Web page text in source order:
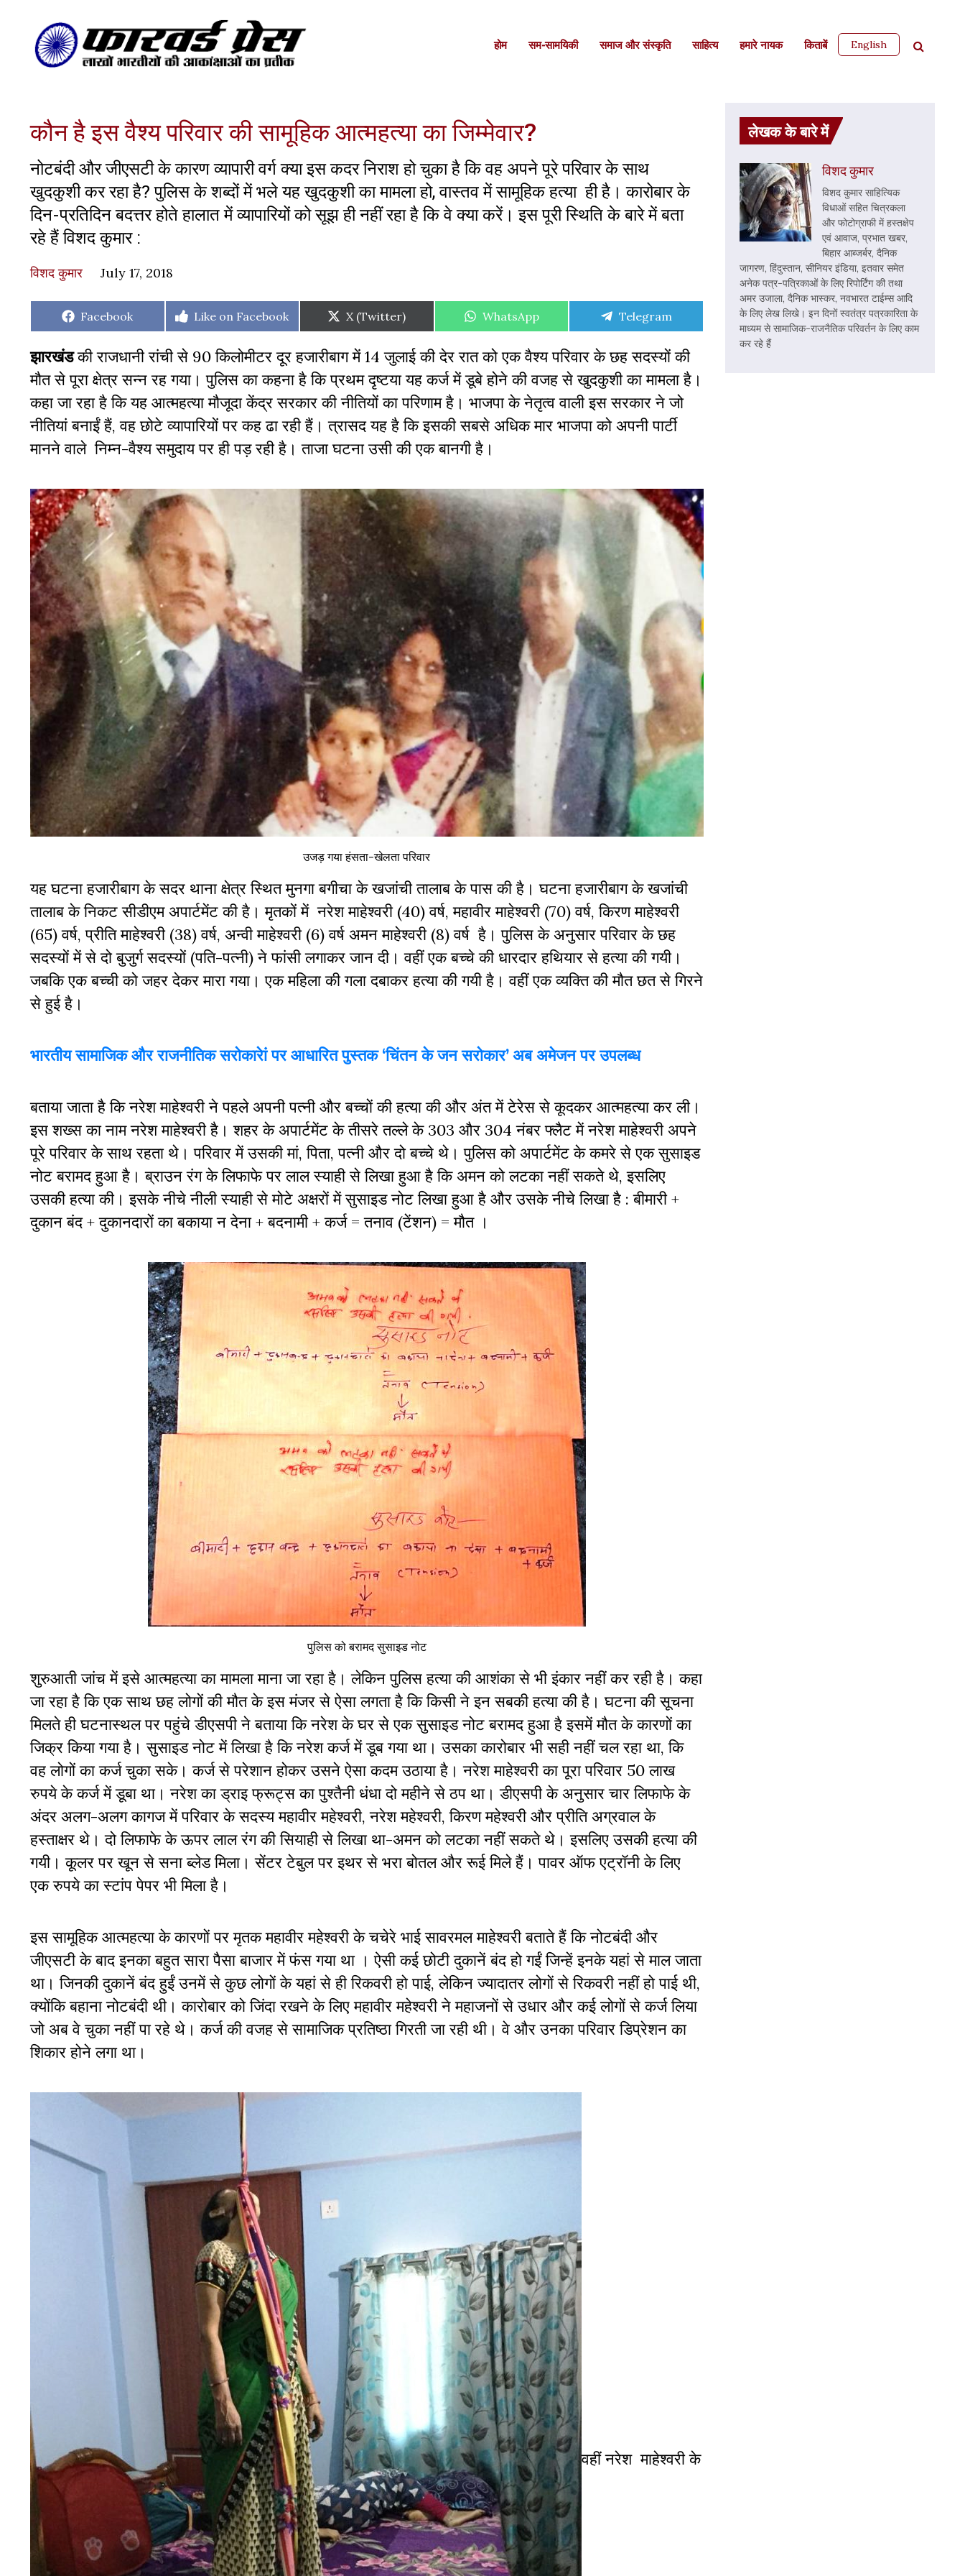
होम सम-सामयिकी समाज और संस्कृति साहित्‍य हमारे नायक किताबें English
कौन है इस वैश्य परिवार की सामूहिक आत्महत्या का जिम्मेवार?
नोटबंदी और जीएसटी के कारण व्यापारी वर्ग क्या इस कदर निराश हो चुका है कि वह अपने पूरे परिवार के साथ
खुदकुशी कर रहा है? पुलिस के शब्दों में भले यह खुदकुशी का मामला हो, वास्तव में सामूहिक हत्या ही है। कारोबार के
दिन-प्रतिदिन बदत्तर होते हालात में व्यापारियों को सूझ ही नहीं रहा है कि वे क्या करें। इस पूरी स्थिति के बारे में बता
रहे हैं विशद कुमार :
विशद कुमार July 17, 2018
Share
Facebook
Share
Like on Facebook
Share
on
X (Twitter)
Share
WhatsApp
Share
Telegram
झारखंडकी राजधानी रांची से 90 किलोमीटर दूर हजारीबाग में 14 जुलाई की देर रात को एक वैश्य परिवार के छह सदस्यों की
मौत से पूरा क्षेत्र सन्न रह गया। पुलिस का कहना है कि प्रथम दृष्टया यह कर्ज में डूबे होने की वजह से खुदकुशी का मामला है।
कहा जा रहा है कि यह आत्महत्या मौजूदा केंद्र सरकार की नीतियों का परिणाम है। भाजपा के नेतृत्व वाली इस सरकार ने जो
नीतियां बनाईं हैं, वह छोटे व्यापारियों पर कह ढा रही हैं। त्रासद यह है कि इसकी सबसे अधिक मार भाजपा को अपनी पार्टी
मानने वाले निम्न-वैश्य समुदाय पर ही पड़ रही है। ताजा घटना उसी की एक बानगी है।
उजड़ गया हंसता-खेलता परिवार
यह घटना हजारीबाग के सदर थाना क्षेत्र स्थित मुनगा बगीचा के खजांची तालाब के पास की है। घटना हजारीबाग के खजांची
तालाब के निकट सीडीएम अपार्टमेंट की है। मृतकों में नरेश माहेश्वरी (40) वर्ष, महावीर माहेश्वरी (70) वर्ष, किरण माहेश्वरी
(65) वर्ष, प्रीति माहेश्वरी (38) वर्ष, अन्वी माहेश्वरी (6) वर्ष अमन माहेश्वरी (8) वर्ष है। पुलिस के अनुसार परिवार के छह
सदस्यों में से दो बुजुर्ग सदस्यों (पति-पत्नी) ने फांसी लगाकर जान दी। वहीं एक बच्चे की धारदार हथियार से हत्या की गयी।
जबकि एक बच्ची को जहर देकर मारा गया। एक महिला की गला दबाकर हत्या की गयी है। वहीं एक व्यक्ति की मौत छत से गिरने
से हुई है।
भारतीय सामाजिक और राजनीतिक सरोकारेां पर आधारित पुस्तक ‘चिंतन के जन सरोकार’ अब अमेजन पर उपलब्ध
बताया जाता है कि नरेश माहेश्वरी ने पहले अपनी पत्नी और बच्चों की हत्या की और अंत में टेरेस से कूदकर आत्महत्या कर ली।
इस शख्स का नाम नरेश माहेश्वरी है। शहर के अपार्टमेंट के तीसरे तल्ले के 303 और 304 नंबर फ्लैट में नरेश माहेश्वरी अपने
पूरे परिवार के साथ रहता थे। परिवार में उसकी मां, पिता, पत्नी और दो बच्चे थे। पुलिस को अपार्टमेंट के कमरे से एक सुसाइड
नोट बरामद हुआ है। ब्राउन रंग के लिफाफे पर लाल स्याही से लिखा हुआ है कि अमन को लटका नहीं सकते थे, इसलिए
उसकी हत्या की। इसके नीचे नीली स्याही से मोटे अक्षरों में सुसाइड नोट लिखा हुआ है और उसके नीचे लिखा है : बीमारी +
दुकान बंद + दुकानदारों का बकाया न देना + बदनामी + कर्ज = तनाव (टेंशन) = मौत ।
पुलिस को बरामद सुसाइड नोट
शुरुआती जांच में इसे आत्महत्या का मामला माना जा रहा है। लेकिन पुलिस हत्या की आशंका से भी इंकार नहीं कर रही है। कहा
जा रहा है कि एक साथ छह लोगों की मौत के इस मंजर से ऐसा लगता है कि किसी ने इन सबकी हत्या की है। घटना की सूचना
मिलते ही घटनास्थल पर पहुंचे डीएसपी ने बताया कि नरेश के घर से एक सुसाइड नोट बरामद हुआ है इसमें मौत के कारणों का
जिक्र किया गया है। सुसाइड नोट में लिखा है कि नरेश कर्ज में डूब गया था। उसका कारोबार भी सही नहीं चल रहा था, कि
वह लोगों का कर्ज चुका सके। कर्ज से परेशान होकर उसने ऐसा कदम उठाया है। नरेश माहेश्वरी का पूरा परिवार 50 लाख
रुपये के कर्ज में डूबा था। नरेश का ड्राइ फ्रूट्स का पुश्तैनी धंधा दो महीने से ठप था। डीएसपी के अनुसार चार लिफाफे के
अंदर अलग-अलग कागज में परिवार के सदस्य महावीर महेश्वरी, नरेश महेश्वरी, किरण महेश्वरी और प्रीति अग्रवाल के
हस्ताक्षर थे। दो लिफाफे के ऊपर लाल रंग की सियाही से लिखा था-अमन को लटका नहीं सकते थे। इसलिए उसकी हत्या की
गयी। कूलर पर खून से सना ब्लेड मिला। सेंटर टेबुल पर इथर से भरा बोतल और रूई मिले हैं। पावर ऑफ एट्रॉनी के लिए
एक रुपये का स्टांप पेपर भी मिला है।
इस सामूहिक आत्महत्या के कारणों पर मृतक महावीर महेश्वरी के चचेरे भाई सावरमल माहेश्वरी बताते हैं कि नोटबंदी और
जीएसटी के बाद इनका बहुत सारा पैसा बाजार में फंस गया था । ऐसी कई छोटी दुकानें बंद हो गईं जिन्हें इनके यहां से माल जाता
था। जिनकी दुकानें बंद हुईं उनमें से कुछ लोगों के यहां से ही रिकवरी हो पाई, लेकिन ज्यादातर लोगों से रिकवरी नहीं हो पाई थी,
क्योंकि बहाना नोटबंदी थी। कारोबार को जिंदा रखने के लिए महावीर महेश्वरी ने महाजनों से उधार और कई लोगों से कर्ज लिया
जो अब वे चुका नहीं पा रहे थे। कर्ज की वजह से सामाजिक प्रतिष्ठा गिरती जा रही थी। वे और उनका परिवार डिप्रेशन का
शिकार होने लगा था।
वहीं नरेश माहेश्वरी के
लेखक के बारे में
विशद कुमार
विशद कुमार साहित्यिक
विधाओं सहित चित्रकला
और फोटोग्राफी में हस्तक्षेप
एवं आवाज, प्रभात खबर,
बिहार आब्जर्बर, दैनिक
जागरण, हिंदुस्तान, सीनियर इंडिया, इतवार समेत
अनेक पत्र-पत्रिकाओं के लिए रिपोर्टिंग की तथा
अमर उजाला, दैनिक भास्कर, नवभारत टाईम्स आदि
के लिए लेख लिखे। इन दिनों स्वतंत्र पत्रकारिता के
माध्यम से सामाजिक-राजनैतिक परिवर्तन के लिए काम
कर रहे हैं